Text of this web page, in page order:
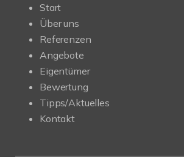
Start
Über uns
Referenzen
Angebote
Eigentümer
Bewertung
Tipps/Aktuelles
Kontakt